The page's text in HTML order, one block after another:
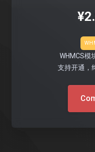
WHMCS模
支持开通，